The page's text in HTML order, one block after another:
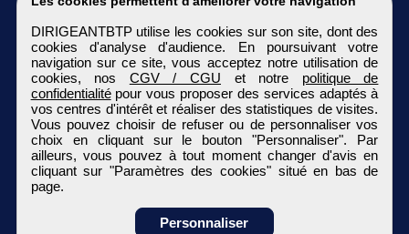
DIRIGEANTBTP utilise les cookies sur son site, dont des
cookies d'analyse d'audience. En poursuivant votre
navigation sur ce site, vous acceptez notre utilisation de
cookies, nos CGV / CGU et notre politique de
confidentialitépour vous proposer des services adaptés à
vos centres d'intérêt et réaliser des statistiques de visites.
Vous pouvez choisir de refuser ou de personnaliser vos
choix en cliquant sur le bouton "Personnaliser". Par
ailleurs, vous pouvez à tout moment changer d'avis en
cliquant sur "Paramètres des cookies" situé en bas de
page.
Personnaliser